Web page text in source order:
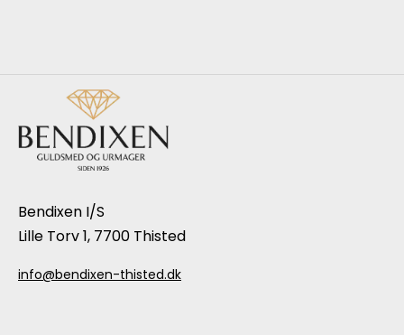
Bendixen I/S
Lille Torv 1, 7700 Thisted
info@bendixen-thisted.dk